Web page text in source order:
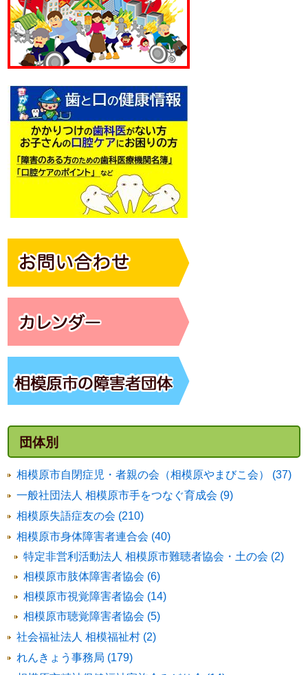
団体別
相模原市自閉症児・者親の会（相模原やまびこ会） (37)
一般社団法人 相模原市手をつなぐ育成会 (9)
相模原失語症友の会 (210)
相模原市身体障害者連合会 (40)
特定非営利活動法人 相模原市難聴者協会・土の会 (2)
相模原市肢体障害者協会 (6)
相模原市視覚障害者協会 (14)
相模原市聴覚障害者協会 (5)
社会福祉法人 相模福祉村 (2)
れんきょう事務局 (179)